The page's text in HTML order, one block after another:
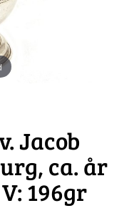
Jacob
ca. år
196gr